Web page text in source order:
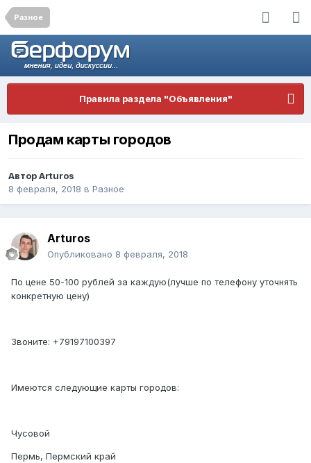
Разное
Правила раздела "Объявления"
Продам карты городов
АвторArturos
8 февраля, 2018 в Разное
Arturos
Опубликовано 8 февраля, 2018
По цене 50-100 рублей за каждую(лучше по телефону уточнять
конкретную цену)
Звоните: +79197100397
Имеются следующие карты городов:
Чусовой
Пермь, Пермский край